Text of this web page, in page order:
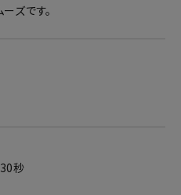
ズです。
秒